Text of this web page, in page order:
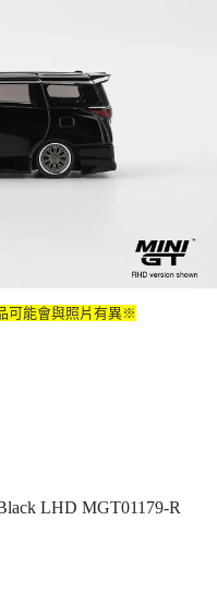
可能會與照片有異※
LHD MGT01179-R